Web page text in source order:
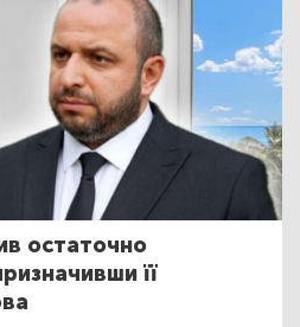
остаточно
її